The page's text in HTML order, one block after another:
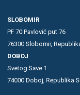
SLOBOMIR
PF 70 Pavlović put 76
76300 Slobomir,
DOBOJ
Svetog Save 1
74000 Doboj, Republika